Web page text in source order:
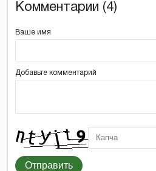
Комментарии (4)
Ваше имя
Добавьте комментарий
Отправить